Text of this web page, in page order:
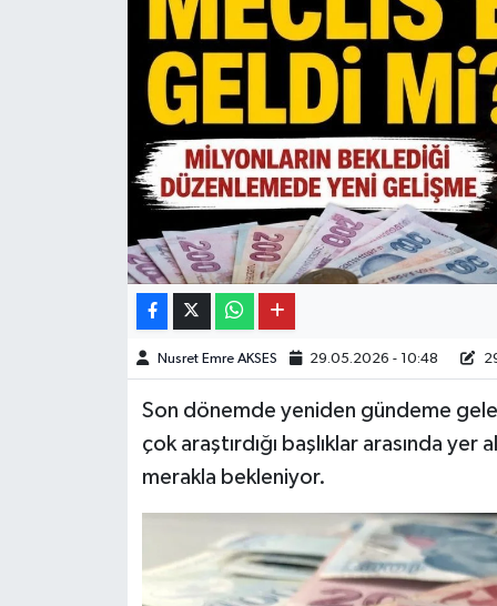
Nusret Emre AKSES 29.05.2026 - 10:48
Son dönemde yeniden gündeme
çok araştırdığı başlıklar arasında
merakla bekleniyor.